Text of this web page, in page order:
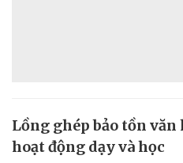
Lồng ghép bảo tồn
hoạt động dạy và học